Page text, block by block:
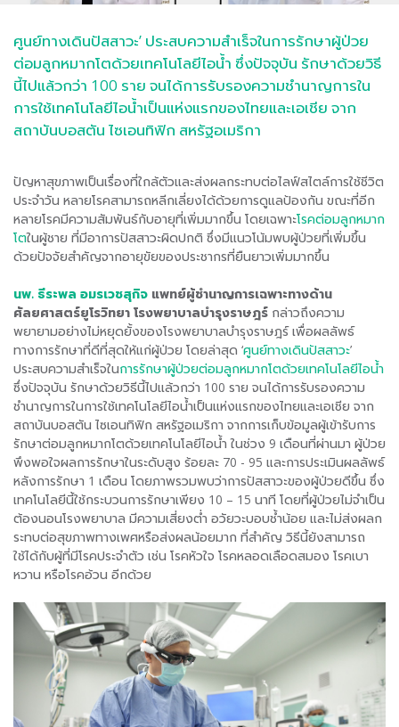
ศูนย์ทางเดินปัสสาวะ’ ประสบความสำเร็จในการรักษาผู้ป่วย
ต่อมลูกหมากโตด้วยเทคโนโลยีไอน้ำ ซึ่งปัจจุบัน รักษาด้วยวิธี
นี้ไปแล้วกว่า 100 ราย จนได้การรับรองความชำนาญการใน
การใช้เทคโนโลยีไอน้ำเป็นแห่งแรกของไทยและเอเชีย จาก
สถาบันบอสตัน ไซเอนทิฟิก สหรัฐอเมริกา
ปัญหาสุขภาพเป็นเรื่องที่ใกล้ตัวและส่งผลกระทบต่อไลฟ์สไตล์การใช้ชีวิต
ประจำวัน หลายโรคสามารถหลีกเลี่ยงได้ด้วยการดูแลป้องกัน ขณะที่อีก
หลายโรคมีความสัมพันธ์กับอายุที่เพิ่มมากขึ้น โดยเฉพาะโรคต่อมลูกหมาก
โตในผู้ชาย ที่มีอาการปัสสาวะผิดปกติ ซึ่งมีแนวโน้มพบผู้ป่วยที่เพิ่มขึ้น
ด้วยปัจจัยสำคัญจากอายุขัยของประชากรที่ยืนยาวเพิ่มมากขึ้น
นพ. ธีระพล อมรเวชสุกิจ แพทย์ผู้ชำนาญการเฉพาะทางด้าน
ศัลยศาสตร์ยูโรวิทยา โรงพยาบาลบำรุงราษฎร์ กล่าวถึงความ
พยายามอย่างไม่หยุดยั้งของโรงพยาบาลบำรุงราษฎร์ เพื่อผลลัพธ์
ทางการรักษาที่ดีที่สุดให้แก่ผู้ป่วย โดยล่าสุด ‘ศูนย์ทางเดินปัสสาวะ’
ประสบความสำเร็จในการรักษาผู้ป่วยต่อมลูกหมากโตด้วยเทคโนโลยีไอน้ำ
ซึ่งปัจจุบัน รักษาด้วยวิธีนี้ไปแล้วกว่า 100 ราย จนได้การรับรองความ
ชำนาญการในการใช้เทคโนโลยีไอน้ำเป็นแห่งแรกของไทยและเอเชีย จาก
สถาบันบอสตัน ไซเอนทิฟิก สหรัฐอเมริกา จากการเก็บข้อมูลผู้เข้ารับการ
รักษาต่อมลูกหมากโตด้วยเทคโนโลยีไอน้ำ ในช่วง 9 เดือนที่ผ่านมา ผู้ป่วย
พึงพอใจผลการรักษาในระดับสูง ร้อยละ 70 - 95 และการประเมินผลลัพธ์
หลังการรักษา 1 เดือน โดยภาพรวมพบว่าการปัสสาวะของผู้ป่วยดีขึ้น ซึ่ง
เทคโนโลยีนี้ใช้กระบวนการรักษาเพียง 10 – 15 นาที โดยที่ผู้ป่วยไม่จำเป็น
ต้องนอนโรงพยาบาล มีความเสี่ยงต่ำ อวัยวะบอบช้ำน้อย และไม่ส่งผลก
ระทบต่อสุขภาพทางเพศหรือส่งผลน้อยมาก ที่สำคัญ วิธีนี้ยังสามารถ
ใช้ได้กับผู้ที่มีโรคประจำตัว เช่น โรคหัวใจ โรคหลอดเลือดสมอง โรคเบา
หวาน หรือโรคอ้วน อีกด้วย